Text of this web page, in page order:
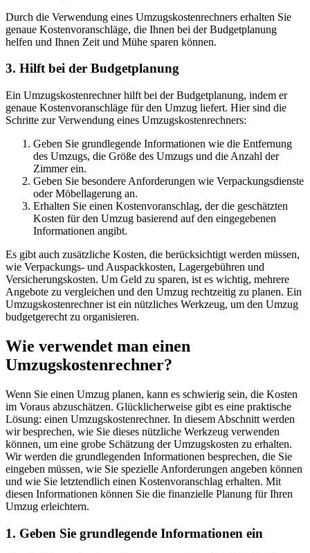
Durch die Verwendung eines Umzugskostenrechners erhalten Sie
genaue Kostenvoranschläge, die Ihnen bei der Budgetplanung
helfen und Ihnen Zeit und Mühe sparen können.
3. Hilft bei der Budgetplanung
Ein Umzugskostenrechner hilft bei der Budgetplanung, indem er
genaue Kostenvoranschläge für den Umzug liefert. Hier sind die
Schritte zur Verwendung eines Umzugskostenrechners:
Geben Sie grundlegende Informationen wie die Entfernung
des Umzugs, die Größe des Umzugs und die Anzahl der
Zimmer ein.
Geben Sie besondere Anforderungen wie Verpackungsdienste
oder Möbellagerung an.
Erhalten Sie einen Kostenvoranschlag, der die geschätzten
Kosten für den Umzug basierend auf den eingegebenen
Informationen angibt.
Es gibt auch zusätzliche Kosten, die berücksichtigt werden müssen,
wie Verpackungs- und Auspackkosten, Lagergebühren und
Versicherungskosten. Um Geld zu sparen, ist es wichtig, mehrere
Angebote zu vergleichen und den Umzug rechtzeitig zu planen. Ein
Umzugskostenrechner ist ein nützliches Werkzeug, um den Umzug
budgetgerecht zu organisieren.
Wie verwendet man einen
Umzugskostenrechner?
Wenn Sie einen Umzug planen, kann es schwierig sein, die Kosten
im Voraus abzuschätzen. Glücklicherweise gibt es eine praktische
Lösung: einen Umzugskostenrechner. In diesem Abschnitt werden
wir besprechen, wie Sie dieses nützliche Werkzeug verwenden
können, um eine grobe Schätzung der Umzugskosten zu erhalten.
Wir werden die grundlegenden Informationen besprechen, die Sie
eingeben müssen, wie Sie spezielle Anforderungen angeben können
und wie Sie letztendlich einen Kostenvoranschlag erhalten. Mit
diesen Informationen können Sie die finanzielle Planung für Ihren
Umzug erleichtern.
1. Geben Sie grundlegende Informationen ein